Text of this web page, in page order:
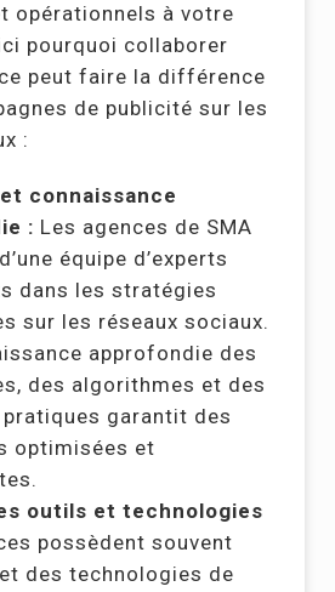
opérationnels à votre
pourquoi collaborer
peut faire la différence
de publicité sur les
:
connaissance
: Les agences de SMA
équipe d’experts
dans les stratégies
sur les réseaux sociaux.
approfondie des
des algorithmes et des
garantit des
optimisées et
outils et technologies
possèdent souvent
des technologies de